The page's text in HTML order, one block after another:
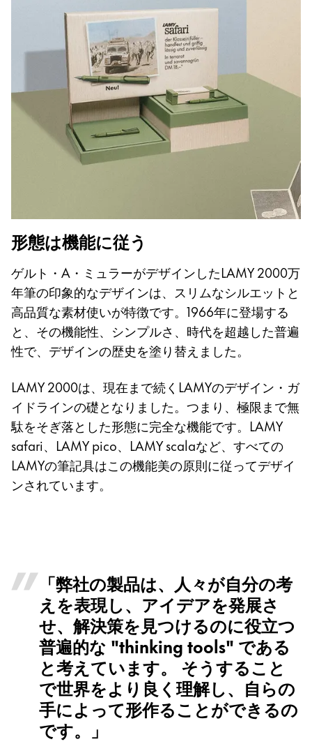
形態は機能に従う
ゲルト・A・ミュラーがデザインしたLAMY 2000万
年筆の印象的なデザインは、スリムなシルエットと
高品質な素材使いが特徴です。1966年に登場する
と、その機能性、シンプルさ、時代を超越した普遍
性で、デザインの歴史を塗り替えました。
LAMY 2000は、現在まで続くLAMYのデザイン・ガ
イドラインの礎となりました。つまり、極限まで無
駄をそぎ落とした形態に完全な機能です。LAMY
safari、LAMY pico、LAMY scalaなど、すべての
LAMYの筆記具はこの機能美の原則に従ってデザイ
ンされています。
「弊社の製品は、人々が自分の考
えを表現し、アイデアを発展さ
せ、解決策を見つけるのに役立つ
普遍的な "thinking tools" である
と考えています。 そうすること
で世界をより良く理解し、自らの
手によって形作ることができるの
です。」